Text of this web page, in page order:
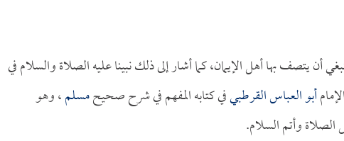
أن يتصف بها أهل الإيمان، كما أشار إلى ذلك نبينا عليه الصلاة والسلام في
أبو العباس القرطبيفي كتابه المفهم في شرح صحيحمسلم، وهو
وأتم السلام.